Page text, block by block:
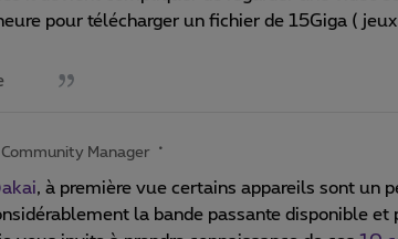
pour télécharger un fichier de 15Giga (
Community Manager
, à première vue certains appareils sont un
la bande passante disponible et